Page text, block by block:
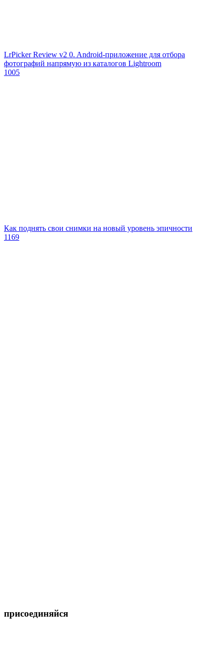
LrPicker Review v2 0. Android-приложение для отбора
фотографий напрямую из каталогов Lightroom
1005
Как поднять свои снимки на новый уровень эпичности
1169
присоединяйся